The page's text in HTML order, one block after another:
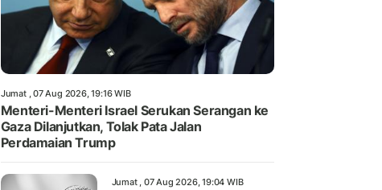
Jumat , 07 Aug 2026, 19:16 WIB
Menteri-Menteri Israel Serukan Serangan ke
Gaza Dilanjutkan, Tolak Pata Jalan
Perdamaian Trump
Jumat , 07 Aug 2026, 19:04 WIB